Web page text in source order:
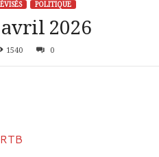
POLITIQUE
avril 2026
1540 0